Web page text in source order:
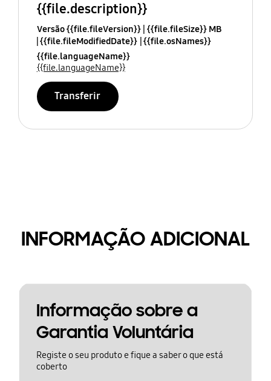
{{file.description}}
Versão {{file.fileVersion}} {{file.fileSize}} MB
{{file.fileModifiedDate}} {{file.osNames}}
{{file.languageName}}
{{file.languageName}}
Transferir
INFORMAÇÃO ADICIONAL
Informação sobre a
Garantia Voluntária
Registe o seu produto e fique a saber o que está
coberto